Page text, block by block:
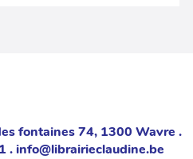
fontaines 74, 1300 Wavre .
. info@librairieclaudine.be